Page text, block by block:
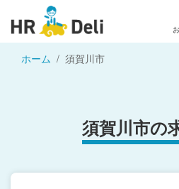
ホーム 須賀川市
須賀川市の